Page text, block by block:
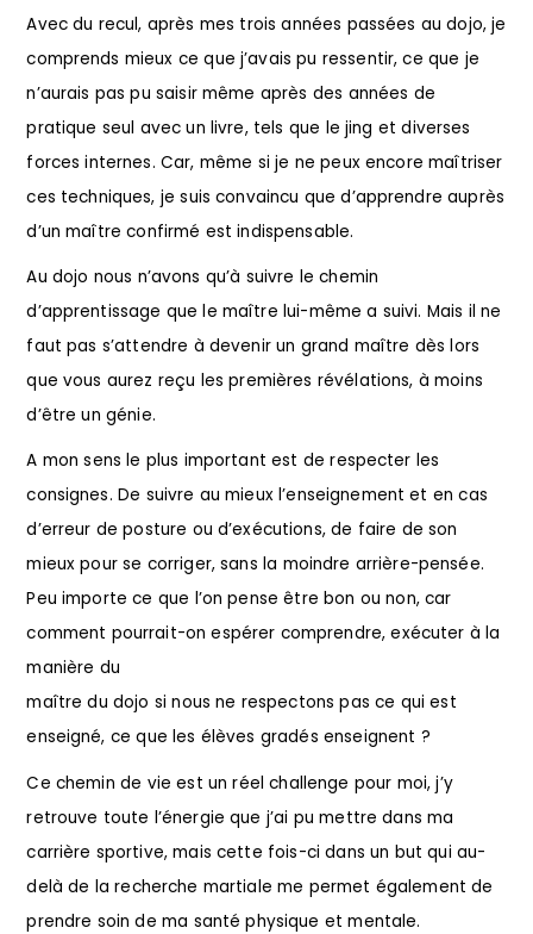
Avec du recul, après mes trois années passées au dojo, je
comprends mieux ce que j’avais pu ressentir, ce que je
n’aurais pas pu saisir même après des années de
pratique seul avec un livre, tels que le jing et diverses
forces internes. Car, même si je ne peux encore maîtriser
ces techniques, je suis convaincu que d’apprendre auprès
d’un maître confirmé est indispensable.
Au dojo nous n’avons qu’à suivre le chemin
d’apprentissage que le maître lui-même a suivi. Mais il ne
faut pas s’attendre à devenir un grand maître dès lors
que vous aurez reçu les premières révélations, à moins
d’être un génie.
A mon sens le plus important est de respecter les
consignes. De suivre au mieux l’enseignement et en cas
d’erreur de posture ou d’exécutions, de faire de son
mieux pour se corriger, sans la moindre arrière-pensée.
Peu importe ce que l’on pense être bon ou non, car
comment pourrait-on espérer comprendre, exécuter à la
manière du
maître du dojo si nous ne respectons pas ce qui est
enseigné, ce que les élèves gradés enseignent ?
Ce chemin de vie est un réel challenge pour moi, j’y
retrouve toute l’énergie que j’ai pu mettre dans ma
carrière sportive, mais cette fois-ci dans un but qui au-
delà de la recherche martiale me permet également de
prendre soin de ma santé physique et mentale.